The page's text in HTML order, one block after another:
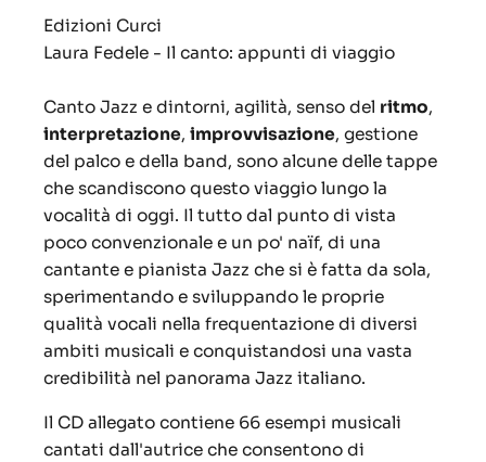
Edizioni Curci
Laura Fedele - Il canto: appunti di viaggio
Canto Jazz e dintorni, agilità, senso del ritmo,
interpretazione, improvvisazione, gestione
del palco e della band, sono alcune delle tappe
che scandiscono questo viaggio lungo la
vocalità di oggi. Il tutto dal punto di vista
poco convenzionale e un po' naïf, di una
cantante e pianista Jazz che si è fatta da sola,
sperimentando e sviluppando le proprie
qualità vocali nella frequentazione di diversi
ambiti musicali e conquistandosi una vasta
credibilità nel panorama Jazz italiano.
Il CD allegato contiene 66 esempi musicali
cantati dall'autrice che consentono di